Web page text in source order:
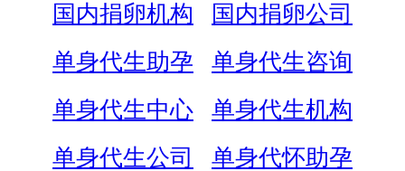
国内捐卵机构
国内捐卵公司
单身代生助孕
单身代生咨询
单身代生中心
单身代生机构
单身代生公司
单身代怀助孕